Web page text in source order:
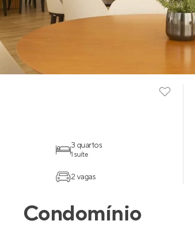
3 quartos
1 suíte
2 vagas
Condomínio